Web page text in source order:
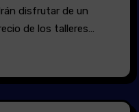
disfrutar de un
de los talleres…